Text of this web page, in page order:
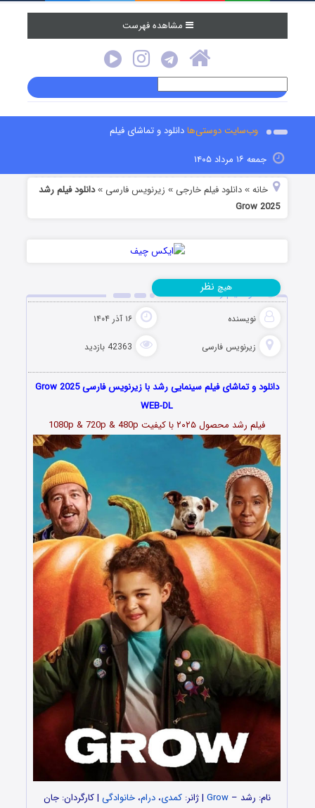
مشاهده فهرست
وب‌سایت دوستی‌هادانلود و تماشای فیلم
جمعه ۱۶ مرداد ۱۴۰۵
خانه »دانلود فیلم خارجی » زیرنویس فارسی »دانلود فیلم رشد
Grow 2025
دانلود فیلم رشد Grow 2025
نویسنده ۱۶ آذر ۱۴۰۴
زیرنویس فارسی 42363 بازدید
هیچ نظر
دانلود و تماشای فیلم سینمایی رشد با زیرنویس فارسی Grow 2025
WEB-DL
فیلم رشد محصول ۲۰۲۵ با کیفیت 1080p & 720p & 480p
نام: رشد –Grow | ژانر:کمدی،درام،خانوادگی | کارگردان: جان